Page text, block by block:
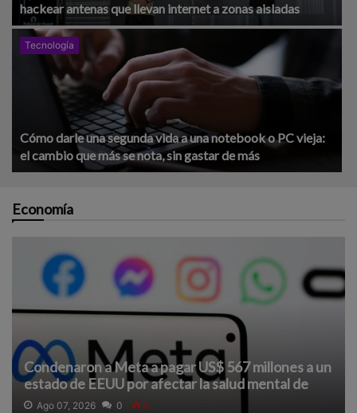
hackear antenas que llevan internet a zonas aisladas
Tecnología
Cómo darle una segunda vida a una notebook o PC vieja:
el cambio que más se nota, sin gastar de más
Economía
Condenaron a Meta a pagar US$ 567 millones a un
estado de EEUU por afectar la salud mental de
niños
Ago 07, 2026 0 0